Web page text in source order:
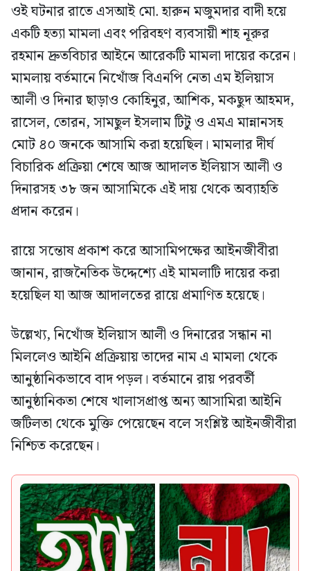
ওই ঘটনার রাতে এসআই মো. হারুন মজুমদার বাদী হয়ে
একটি হত্যা মামলা এবং পরিবহণ ব্যবসায়ী শাহ নূরুর
রহমান দ্রুতবিচার আইনে আরেকটি মামলা দায়ের করেন।
মামলায় বর্তমানে নিখোঁজ বিএনপি নেতা এম ইলিয়াস
আলী ও দিনার ছাড়াও কোহিনুর, আশিক, মকছুদ আহমদ,
রাসেল, তোরন, সামছুল ইসলাম টিটু ও এমএ মান্নানসহ
মোট ৪০ জনকে আসামি করা হয়েছিল। মামলার দীর্ঘ
বিচারিক প্রক্রিয়া শেষে আজ আদালত ইলিয়াস আলী ও
দিনারসহ ৩৮ জন আসামিকে এই দায় থেকে অব্যাহতি
প্রদান করেন।
রায়ে সন্তোষ প্রকাশ করে আসামিপক্ষের আইনজীবীরা
জানান, রাজনৈতিক উদ্দেশ্যে এই মামলাটি দায়ের করা
হয়েছিল যা আজ আদালতের রায়ে প্রমাণিত হয়েছে।
উল্লেখ্য, নিখোঁজ ইলিয়াস আলী ও দিনারের সন্ধান না
মিললেও আইনি প্রক্রিয়ায় তাদের নাম এ মামলা থেকে
আনুষ্ঠানিকভাবে বাদ পড়ল। বর্তমানে রায় পরবর্তী
আনুষ্ঠানিকতা শেষে খালাসপ্রাপ্ত অন্য আসামিরা আইনি
জটিলতা থেকে মুক্তি পেয়েছেন বলে সংশ্লিষ্ট আইনজীবীরা
নিশ্চিত করেছেন।